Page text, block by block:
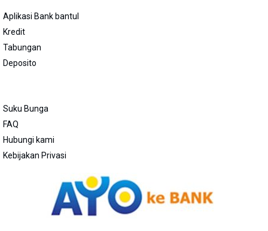
Aplikasi Bank bantul
Kredit
Tabungan
Deposito
Suku Bunga
FAQ
Hubungi kami
Kebijakan Privasi